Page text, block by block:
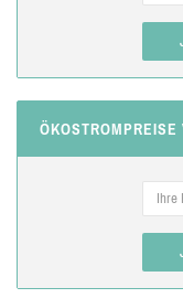
ÖKOSTROMPREISE